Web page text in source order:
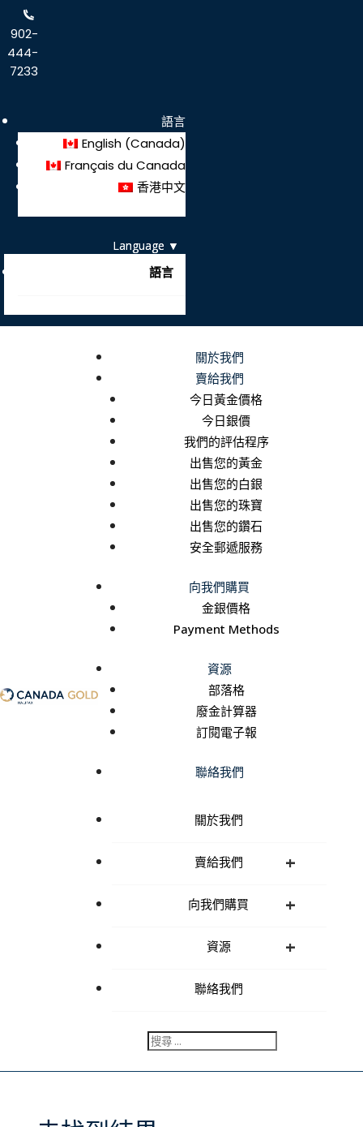
902-
444-
7233
語言
English (Canada)
Français du Canada
香港中文
語言
關於我們
賣給我們
今日黃金價格
今日銀價
我們的評估程序
出售您的黃金
出售您的白銀
出售您的珠寶
出售您的鑽石
安全郵遞服務
向我們購買
金銀價格
Payment Methods
資源
部落格
廢金計算器
訂閱電子報
聯絡我們
關於我們
賣給我們 +
向我們購買 +
資源 +
聯絡我們